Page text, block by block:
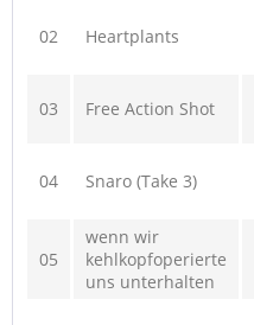
02 Heartplants
03 Free Action Shot
04 Snaro (Take 3)
05
wenn wir
kehlkopfoperierte
uns unterhalten